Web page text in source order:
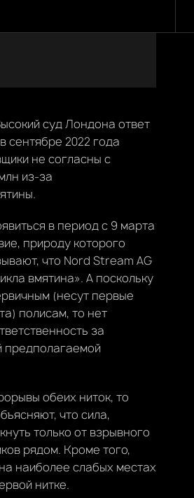
суд Лондона ответ
в сентябре 2022 года
не согласны с
из-за
в период с 9 марта
природу которого
что Nord Stream AG
вмятина». А поскольку
(несут первые
полисам, то нет
за
предполагаемой
обеих ниток, то
что сила,
только от взрывного
рядом. Кроме того,
наиболее слабых местах
нитке.